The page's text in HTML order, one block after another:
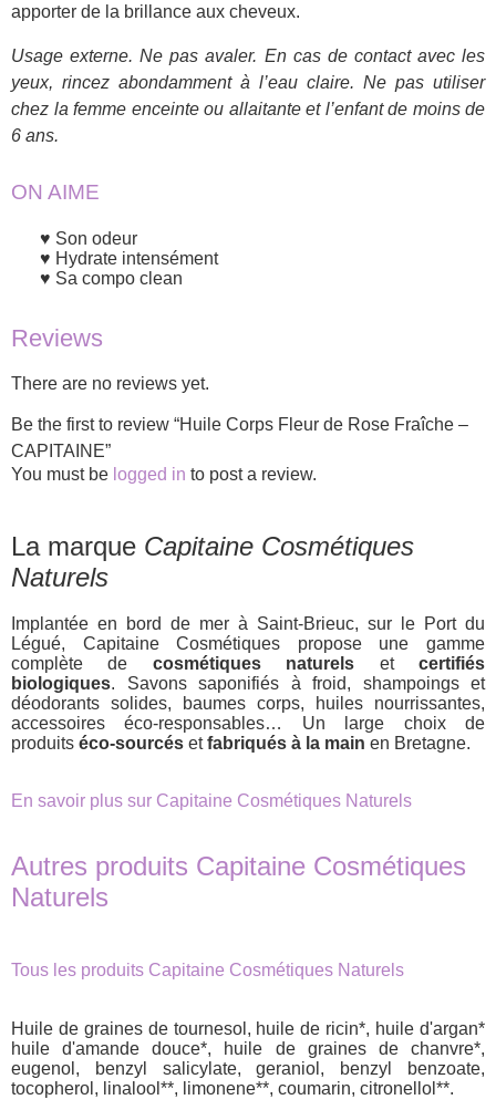
apporter de la brillance aux cheveux.
Usage externe. Ne pas avaler. En cas de contact avec les
yeux, rincez abondamment à l’eau claire. Ne pas utiliser
chez la femme enceinte ou allaitante et l’enfant de moins de
6 ans.
ON AIME
Son odeur
Hydrate intensément
Sa compo clean
Reviews
There are no reviews yet.
Be the first to review “Huile Corps Fleur de Rose Fraîche –
CAPITAINE”
You must be logged in to post a review.
La marque Capitaine Cosmétiques
Naturels
Implantée en bord de mer à Saint-Brieuc, sur le Port du
Légué, Capitaine Cosmétiques propose une gamme
complète de cosmétiques naturels etcertifiés
biologiques. Savons saponifiés à froid, shampoings et
déodorants solides, baumes corps, huiles nourrissantes,
accessoires éco-responsables… Un large choix de
produits éco-sourcés etfabriqués à la main en Bretagne.
En savoir plus sur Capitaine Cosmétiques Naturels
Autres produits Capitaine Cosmétiques
Naturels
Tous les produits Capitaine Cosmétiques Naturels
Huile de graines de tournesol, huile de ricin*, huile d'argan*
huile d'amande douce*, huile de graines de chanvre*,
eugenol, benzyl salicylate, geraniol, benzyl benzoate,
tocopherol, linalool**, limonene**, coumarin, citronellol**.